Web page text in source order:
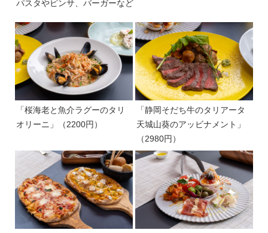
パスタやピンサ、バーガーなど
「桜海老と魚介ラグーのタリ
オリーニ」（2200円）
「静岡そだち牛のタリアータ
天城山葵のアッビナメント」
（2980円）